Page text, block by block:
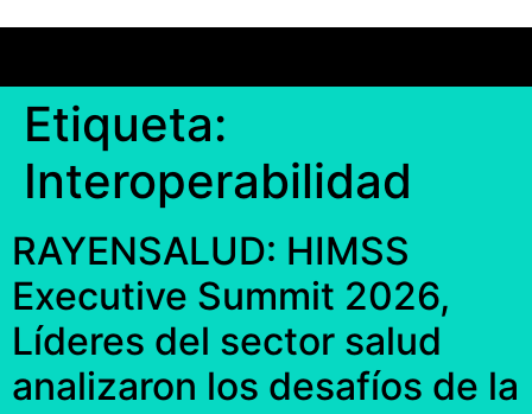
Etiqueta:
Interoperabilidad
RAYENSALUD: HIMSS
Executive Summit 2026,
Líderes del sector salud
analizaron los desafíos de la